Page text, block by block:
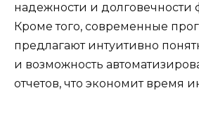
надежности и долговечности
Кроме того, современные
предлагают интуитивно
и возможность
отчетов, что экономит время